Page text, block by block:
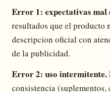
Error 1: expectativas mal
resultados que el producto
descripcion oficial con
de la publicidad.
Error 2: uso intermitente.
consistencia